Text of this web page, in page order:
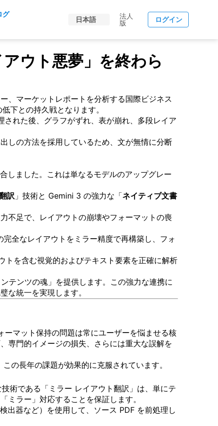
グ
日本語
法人
版
ログイン
ウト悪夢」を終わら
、マーケットレポートを分析する国際ビジネス
下との持久戦となります。
された後、グラフがずれ、表が崩れ、多段レイア
しの方法を採用しているため、文が無情に分断
しました。これは単なるモデルのアップグレー
訳 」技術と Gemini 3 の強力な「ネイティブ文書
不足で、レイアウトの崩壊やフォーマットの喪
全なレイアウトをミラー精度で再構築し、フォ
トを含む視覚的およびテキスト要素を正確に解析
テンツの魂」を提供します。この強力な連携に
な統一を実現します。
マット保持の問題は常にユーザーを悩ませる核
専門的イメージの損失、さらには重大な誤解を
の長年の課題が効果的に克服されています。
術である「ミラー レイアウト翻訳」は、単にテ
ラー」対応することを保証します。
出器など）を使用して、ソース PDF を前処理し